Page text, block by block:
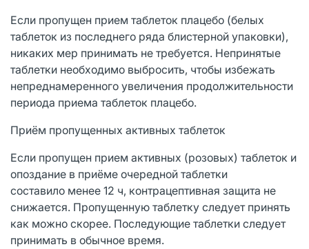
Если пропущен прием таблеток плацебо (белых
таблеток из последнего ряда блистерной упаковки),
никаких мер принимать не требуется. Непринятые
таблетки необходимо выбросить, чтобы избежать
непреднамеренного увеличения продолжительности
периода приема таблеток плацебо.
Приём пропущенных активных таблеток
Если пропущен прием активных (розовых) таблеток и
опоздание в приёме очередной таблетки
составило менее 12 ч, контрацептивная защита не
снижается. Пропущенную таблетку следует принять
как можно скорее. Последующие таблетки следует
принимать в обычное время.